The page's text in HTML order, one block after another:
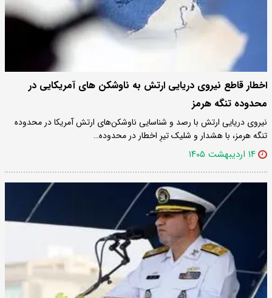
اخطار قاطع نیروی دریایی ارتش به ناوشکن های آمریکایی در
محدوده تنگه هرمز
نیروی دریایی ارتش با رصد و شناسایی ناوشکن‌های ارتش آمریکا در محدوده
تنگه هرمز، با هشدار و شلیک تیرِ اخطار در محدوده…
۱۴ اردیبهشت ۱۴۰۵